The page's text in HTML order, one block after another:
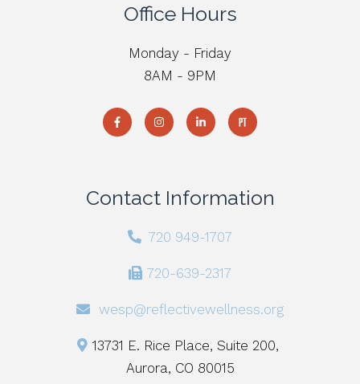
Office Hours
Monday - Friday
8AM - 9PM
Contact Information
720 949-1707
720-639-2317
wesp@reflectivewellness.org
13731 E. Rice Place, Suite 200,
Aurora, CO 80015